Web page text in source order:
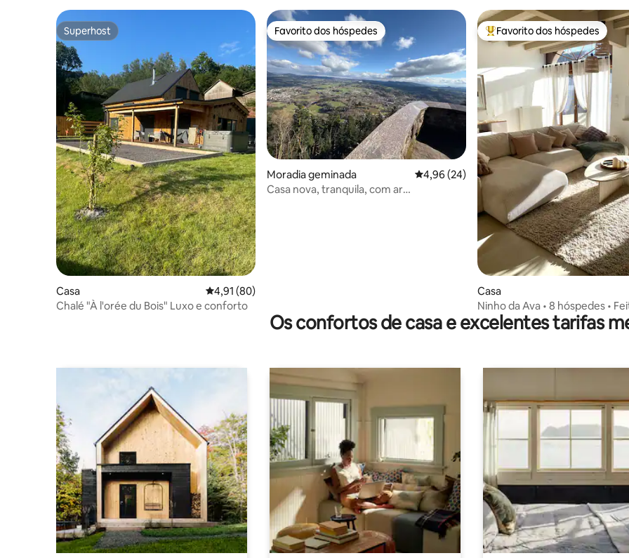
Superhost
Superhost
Casa Classificação média de 4,91 em 5 estrelas, 80avaliações
4,91 (80)
Chalé "À l'orée du Bois" Luxo e conforto
Favorito dos hóspedes
Favorito dos hóspedes
Moradia geminada Classificação média de 4,96 em 5 estrelas,
4,96 (24)
Casa nova, tranquila, com ar
Favoritos dos hóspedes mais
Favorito dos hóspedes
Casa
Ninho da Ava • 8 hóspedes •
Vosges
Os confortos de casa e excelentes tarifas